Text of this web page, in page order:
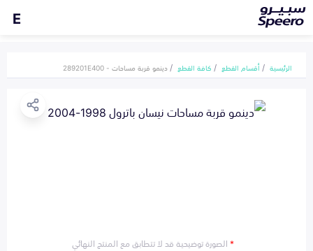
E
الرئيسية أقسام القطع كافة القطع دينمو قربة مساحات - 289201E400
*الصورة توضيحية قد لا تتطابق مع المنتج النهائي